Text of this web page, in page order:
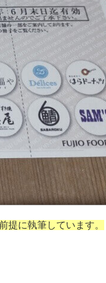
提に執筆しています。